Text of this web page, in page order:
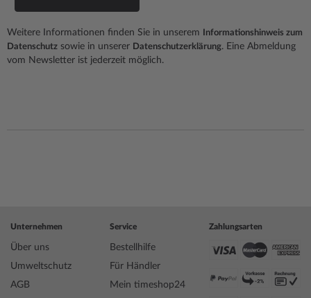
Weitere Informationen finden Sie in unserem
Informationshinweis zum
Datenschutz sowie in unserer Datenschutzerklärung. Eine Abmeldung
vom Newsletter ist jederzeit möglich.
Unternehmen
Über uns
Umweltschutz
AGB
Service
Bestellhilfe
Für Händler
Mein timeshop24
Zahlungsarten